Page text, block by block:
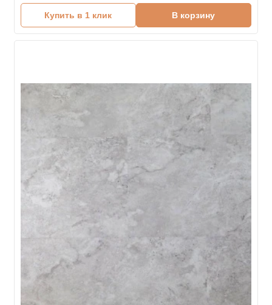
Купить в 1 клик В корзину